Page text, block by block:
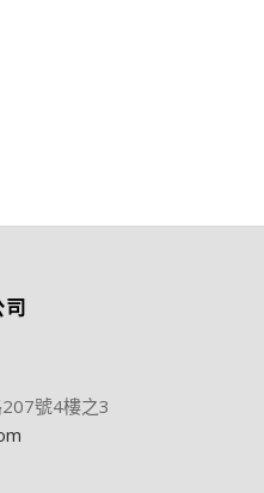
號4樓之3